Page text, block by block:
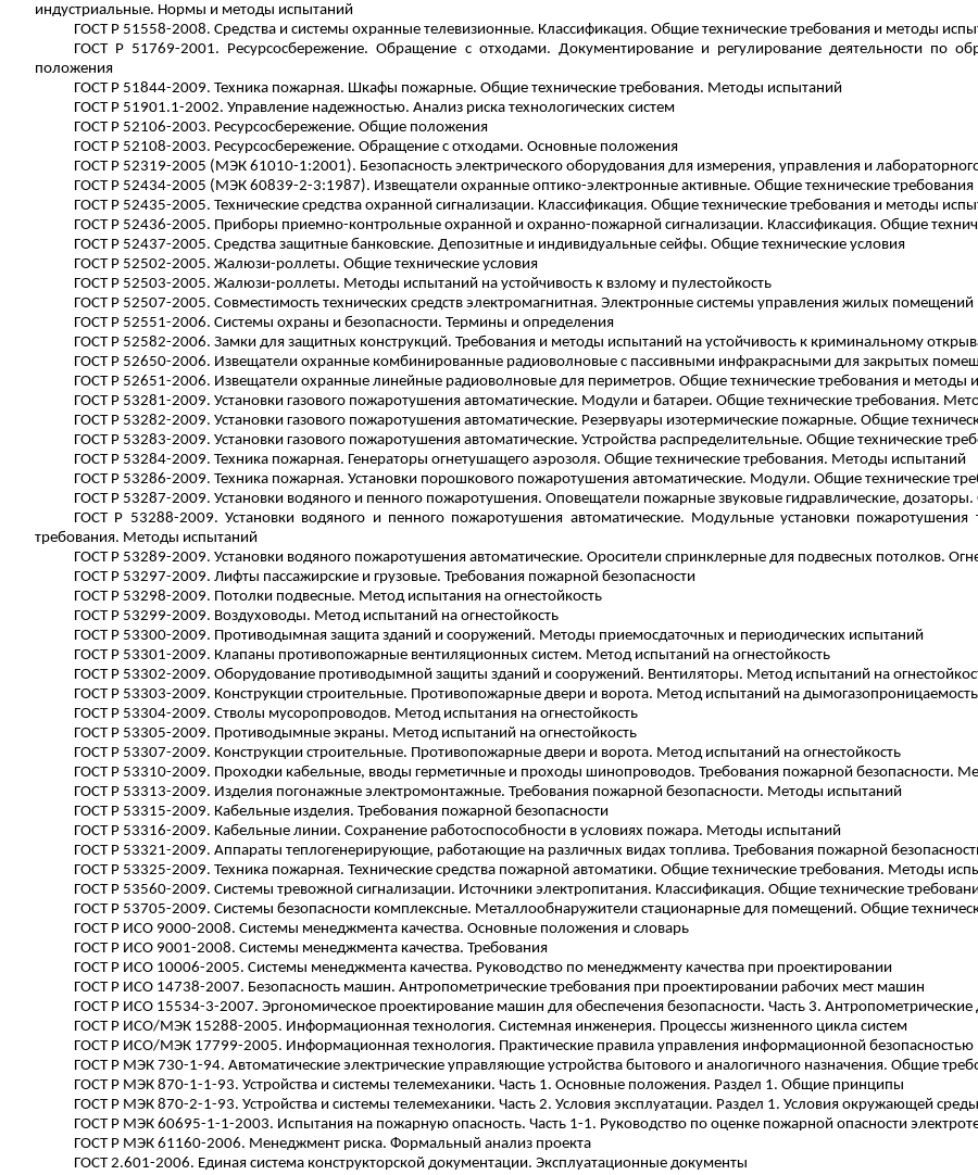
индустриальные. Нормы и методы испытаний
ГОСТ Р 51558-2008. Средства и системы охранные телевизионные. Классификация. Общие технические требования и методы
ГОСТ Р 51769-2001. Ресурсосбережение. Обращение с отходами. Документирование и регулирование деятельности по
положения
ГОСТ Р 51844-2009. Техника пожарная. Шкафы пожарные. Общие технические требования. Методы испытаний
ГОСТ Р 51901.1-2002. Управление надежностью. Анализ риска технологических систем
ГОСТ Р 52106-2003. Ресурсосбережение. Общие положения
ГОСТ Р 52108-2003. Ресурсосбережение. Обращение с отходами. Основные положения
ГОСТ Р 52319-2005 (МЭК 61010-1:2001). Безопасность электрического оборудования для измерения, управления и
ГОСТ Р 52434-2005 (МЭК 60839-2-3:1987). Извещатели охранные оптико-электронные активные. Общие технические
ГОСТ Р 52435-2005. Технические средства охранной сигнализации. Классификация. Общие технические требования и методы
ГОСТ Р 52436-2005. Приборы приемно-контрольные охранной и охранно-пожарной сигнализации. Классификация. Общие
ГОСТ Р 52437-2005. Средства защитные банковские. Депозитные и индивидуальные сейфы. Общие технические условия
ГОСТ Р 52502-2005. Жалюзи-роллеты. Общие технические условия
ГОСТ Р 52503-2005. Жалюзи-роллеты. Методы испытаний на устойчивость к взлому и пулестойкость
ГОСТ Р 52507-2005. Совместимость технических средств электромагнитная. Электронные системы управления жилых
ГОСТ Р 52551-2006. Системы охраны и безопасности. Термины и определения
ГОСТ Р 52582-2006. Замки для защитных конструкций. Требования и методы испытаний на устойчивость к криминальному
ГОСТ Р 52650-2006. Извещатели охранные комбинированные радиоволновые с пассивными инфракрасными для закрытых
ГОСТ Р 52651-2006. Извещатели охранные линейные радиоволновые для периметров. Общие технические требования и методы
ГОСТ Р 53281-2009. Установки газового пожаротушения автоматические. Модули и батареи. Общие технические требования.
ГОСТ Р 53282-2009. Установки газового пожаротушения автоматические. Резервуары изотермические пожарные. Общие
ГОСТ Р 53283-2009. Установки газового пожаротушения автоматические. Устройства распределительные. Общие технические
ГОСТ Р 53284-2009. Техника пожарная. Генераторы огнетушащего аэрозоля. Общие технические требования. Методы испытаний
ГОСТ Р 53286-2009. Техника пожарная. Установки порошкового пожаротушения автоматические. Модули. Общие технические
ГОСТ Р 53287-2009. Установки водяного и пенного пожаротушения. Оповещатели пожарные звуковые гидравлические,
ГОСТ Р 53288-2009. Установки водяного и пенного пожаротушения автоматические. Модульные установки
требования. Методы испытаний
ГОСТ Р 53289-2009. Установки водяного пожаротушения автоматические. Оросители спринклерные для подвесных потолков.
ГОСТ Р 53297-2009. Лифты пассажирские и грузовые. Требования пожарной безопасности
ГОСТ Р 53298-2009. Потолки подвесные. Метод испытания на огнестойкость
ГОСТ Р 53299-2009. Воздуховоды. Метод испытаний на огнестойкость
ГОСТ Р 53300-2009. Противодымная защита зданий и сооружений. Методы приемосдаточных и периодических испытаний
ГОСТ Р 53301-2009. Клапаны противопожарные вентиляционных систем. Метод испытаний на огнестойкость
ГОСТ Р 53302-2009. Оборудование противодымной защиты зданий и сооружений. Вентиляторы. Метод испытаний на
ГОСТ Р 53303-2009. Конструкции строительные. Противопожарные двери и ворота. Метод испытаний на дымогазопроницаемость
ГОСТ Р 53304-2009. Стволы мусоропроводов. Метод испытания на огнестойкость
ГОСТ Р 53305-2009. Противодымные экраны. Метод испытаний на огнестойкость
ГОСТ Р 53307-2009. Конструкции строительные. Противопожарные двери и ворота. Метод испытаний на огнестойкость
ГОСТ Р 53310-2009. Проходки кабельные, вводы герметичные и проходы шинопроводов. Требования пожарной безопасности.
ГОСТ Р 53313-2009. Изделия погонажные электромонтажные. Требования пожарной безопасности. Методы испытаний
ГОСТ Р 53315-2009. Кабельные изделия. Требования пожарной безопасности
ГОСТ Р 53316-2009. Кабельные линии. Сохранение работоспособности в условиях пожара. Методы испытаний
ГОСТ Р 53321-2009. Аппараты теплогенерирующие, работающие на различных видах топлива. Требования пожарной
ГОСТ Р 53325-2009. Техника пожарная. Технические средства пожарной автоматики. Общие технические требования. Методы
ГОСТ Р 53560-2009. Системы тревожной сигнализации. Источники электропитания. Классификация. Общие технические
ГОСТ Р 53705-2009. Системы безопасности комплексные. Металлообнаружители стационарные для помещений. Общие
ГОСТ Р ИСО 9000-2008. Системы менеджмента качества. Основные положения и словарь
ГОСТ Р ИСО 9001-2008. Системы менеджмента качества. Требования
ГОСТ Р ИСО 10006-2005. Системы менеджмента качества. Руководство по менеджменту качества при проектировании
ГОСТ Р ИСО 14738-2007. Безопасность машин. Антропометрические требования при проектировании рабочих мест машин
ГОСТ Р ИСО 15534-3-2007. Эргономическое проектирование машин для обеспечения безопасности. Часть 3.
ГОСТ Р ИСО/МЭК 15288-2005. Информационная технология. Системная инженерия. Процессы жизненного цикла систем
ГОСТ Р ИСО/МЭК 17799-2005. Информационная технология. Практические правила управления информационной безопасностью
ГОСТ Р МЭК 730-1-94. Автоматические электрические управляющие устройства бытового и аналогичного назначения. Общие
ГОСТ Р МЭК 870-1-1-93. Устройства и системы телемеханики. Часть 1. Основные положения. Раздел 1. Общие принципы
ГОСТ Р МЭК 870-2-1-93. Устройства и системы телемеханики. Часть 2. Условия эксплуатации. Раздел 1. Условия окружающей
ГОСТ Р МЭК 60695-1-1-2003. Испытания на пожарную опасность. Часть 1-1. Руководство по оценке пожарной опасности
ГОСТ Р МЭК 61160-2006. Менеджмент риска. Формальный анализ проекта
ГОСТ 2.601-2006. Единая система конструкторской документации. Эксплуатационные документы